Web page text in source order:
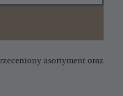
asortyment oraz